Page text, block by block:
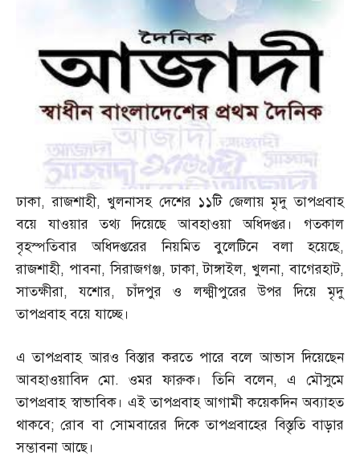
ঢাকা,রাজশাহী,খুলনাসহ দেশের ১১টি জেলায় মৃদু তাপপ্রবাহ
বয়ে যাওয়ার তথ্য দিয়েছে আবহাওয়া অধিদপ্তর। গতকাল
বৃহস্পতিবার অধিদপ্তরের নিয়মিত বুলেটিনে বলা হয়েছে,
রাজশাহী, পাবনা,সিরাজগঞ্জ,ঢাকা,টাঙ্গাইল,খুলনা,বাগেরহাট,
সাতক্ষীরা,যশোর,চাঁদপুর ও লক্ষ্মীপুরের উপর দিয়ে মৃদু
তাপপ্রবাহ বয়ে যাচ্ছে।
এ তাপপ্রবাহ আরও বিস্তার করতে পারে বলে আভাস দিয়েছেন
আবহাওয়াবিদ মো.ওমর ফারুক। তিনি বলেন, এ মৌসুমে
তাপপ্রবাহ স্বাভাবিক। এই তাপপ্রবাহ আগামী কয়েকদিন অব্যাহত
থাকবে;রোব বা সোমবারের দিকে তাপপ্রবাহের বিস্তৃতি বাড়ার
সম্ভাবনা আছে।